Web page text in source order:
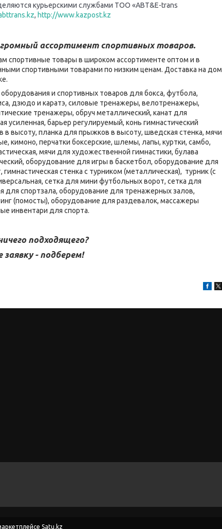
курьерскими службами ТОО «ABT&E-trans
, http://www.kazpost.kz
ассортимент спортивных товаров.
спортивные товары в широком ассортименте оптом и в
спортивными товарами по низким ценам. Доставка на дом
и спортивных товаров для бокса, футбола,
дзюдо и каратэ, силовые тренажеры, велотренажеры,
тренажеры, обруч металлический, канат для
усиленная, барьер регулируемый, конь гимнастический
высоту, планка для прыжков в высоту, шведская стенка, мячи
кимоно, перчатки боксерские, шлемы, лапы, куртки, самбо,
мячи для художественной гимнастики, булава
оборудование для игры в баскетбол, оборудование для
стенка с турником (металлическая), турник (с
сетка для мини футбольных ворот, сетка для
для спортзала, оборудование для тренажерных залов,
(помосты), оборудование для раздевалок, массажеры
инвентари для спорта.
подходящего?
- подберем!
Satu.kz